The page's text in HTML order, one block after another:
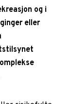
og i
eller